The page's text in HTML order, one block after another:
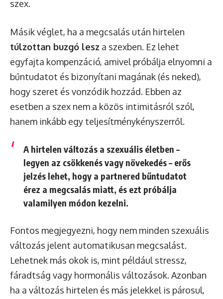
szex.
Másik véglet, ha a megcsalás után hirtelen
túlzottan buzgó lesz a szexben. Ez lehet
egyfajta kompenzáció, amivel próbálja elnyomni a
bűntudatot és bizonyítani magának (és neked),
hogy szeret és vonzódik hozzád. Ebben az
esetben a szex nem a közös intimitásról szól,
hanem inkább egy teljesítménykényszerről.
A hirtelen változás a szexuális életben –
legyen az csökkenés vagy növekedés – erős
jelzés lehet, hogy a partnered bűntudatot
érez a megcsalás miatt, és ezt próbálja
valamilyen módon kezelni.
Fontos megjegyezni, hogy nem minden szexuális
változás jelent automatikusan megcsalást.
Lehetnek más okok is, mint például stressz,
fáradtság vagy hormonális változások. Azonban
ha a változás hirtelen és más jelekkel is párosul,